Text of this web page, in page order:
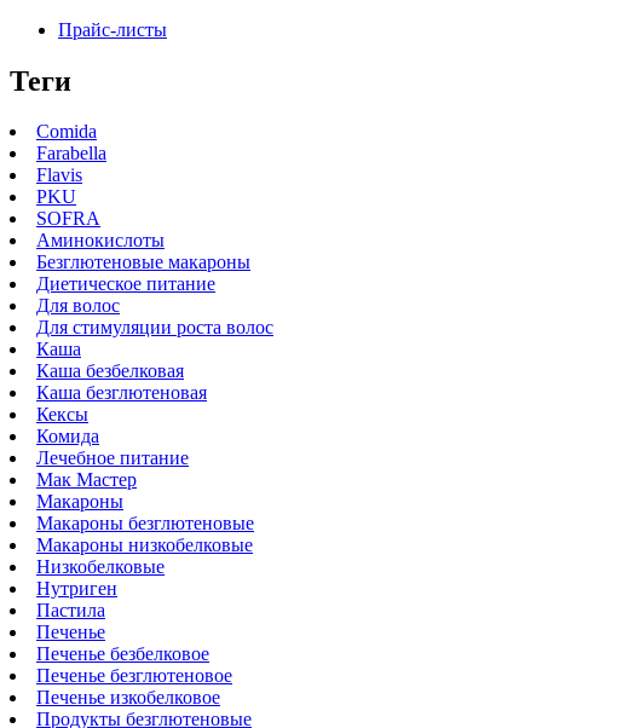
Прайс-листы
Теги
Comida
Farabella
Flavis
PKU
SOFRA
Аминокислоты
Безглютеновые макароны
Диетическое питание
Для волос
Для стимуляции роста волос
Каша
Каша безбелковая
Каша безглютеновая
Кексы
Комида
Лечебное питание
Мак Мастер
Макароны
Макароны безглютеновые
Макароны низкобелковые
Низкобелковые
Нутриген
Пастила
Печенье
Печенье безбелковое
Печенье безглютеновое
Печенье изкобелковое
Продукты безглютеновые